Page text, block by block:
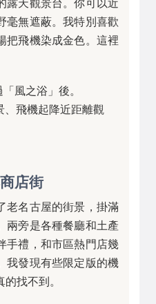
露天觀景台。你可以近
毫無遮蔽。我特別喜歡
把飛機染成金色。這裡
風之浴」後。
、飛機起降近距離觀
店街
老名古屋的街景，掛滿
兩旁是各種餐廳和土產
手禮，和市區熱門店幾
我發現有些限定版的機
找不到。